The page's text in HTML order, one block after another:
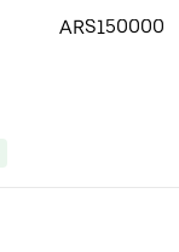
ARS150000